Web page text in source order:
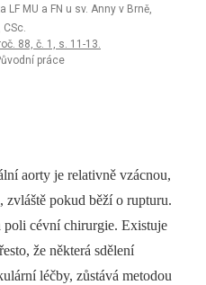
MU a FN u sv. Anny v Brně,
CSc.
88, č. 1, s. 11-13.
práce
aorty je relativně vzácnou,
zvláště pokud běží o rupturu.
poli cévní chirurgie. Existuje
že některá sdělení
léčby, zůstává metodou